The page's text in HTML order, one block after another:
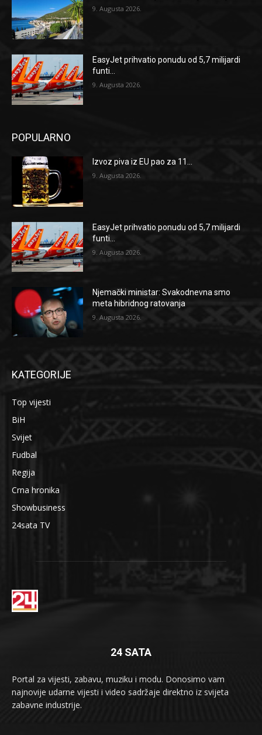
9. Augusta 2026.
EasyJet prihvatio ponudu od 5,7 milijardi
funti...
9. Augusta 2026.
POPULARNO
Izvoz piva iz EU pao za 11...
9. Augusta 2026.
EasyJet prihvatio ponudu od 5,7 milijardi
funti...
9. Augusta 2026.
Njemački ministar: Svakodnevna smo
meta hibridnog ratovanja
9. Augusta 2026.
KATEGORIJE
Top vijesti
BiH
Svijet
Fudbal
Regija
Crna hronika
Showbusiness
24sata TV
24 SATA
Portal za vijesti, zabavu, muziku i modu. Donosimo vam
najnovije udarne vijesti i video sadržaje direktno iz svijeta
zabavne industrije.